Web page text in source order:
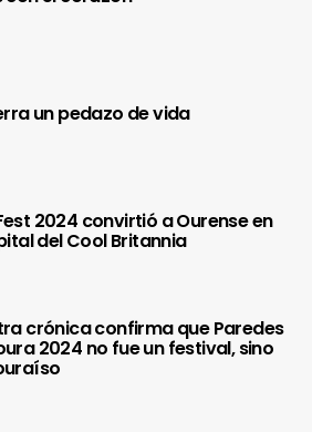
un pedazo de vida
2024 convirtió a Ourense en
del Cool Britannia
crónica confirma que Paredes
2024 no fue un festival, sino